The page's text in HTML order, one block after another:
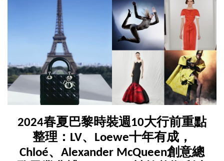
2024春夏巴黎時裝週10大行前重點
整理：LV、Loewe十年有成，
Chloé、Alexander McQueen創意總